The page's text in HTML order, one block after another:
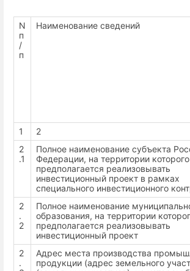
N
п
/
п
Наименование сведений
1
2
2
.1
Полное наименование субъекта
Федерации, на территории которого
предполагается реализовывать
инвестиционный проект в рамках
специального инвестиционного
2
.
2
Полное наименование
образования, на территории
предполагается реализовывать
инвестиционный проект
2
.
Адрес места производства
продукции (адрес земельного